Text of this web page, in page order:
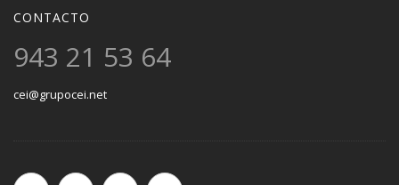
CONTACTO
943 21 53 64
cei@grupocei.net